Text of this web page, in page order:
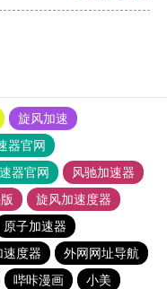
旋风加速
器官网
器官网
风驰加速器
旋风加速度器
原子加速器
速度器
外网网址导航
哔咔漫画 小美